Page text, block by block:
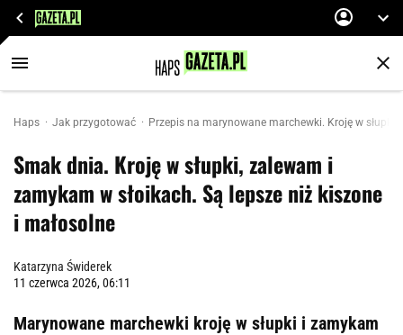
Haps Jak przygotować Przepis na marynowane marchewki. Kroję w
Smak dnia. Kroję w słupki, zalewam i
zamykam w słoikach. Są lepsze niż kiszone
i małosolne
Katarzyna Świderek
11 czerwca 2026, 06:11
Marynowane marchewki kroję w słupki i zamykam